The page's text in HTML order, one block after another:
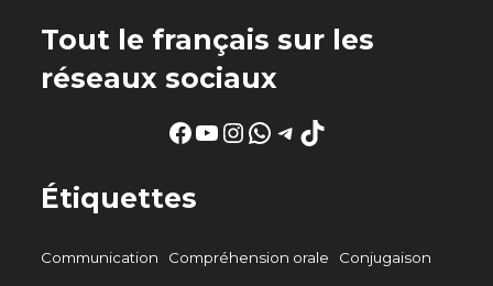
Tout le français sur les
réseaux sociaux
Facebook
YouTube
Instagram
WhatsApp
Telegram
TikTok
Étiquettes
Communication Compréhension orale
Conjugaison